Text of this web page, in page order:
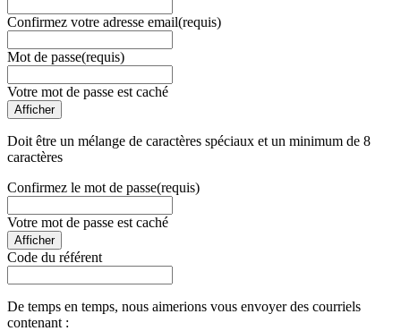
Confirmez votre adresse email(requis)
Mot de passe(requis)
Votre mot de passe est caché
Afficher
Doit être un mélange de caractères spéciaux et un minimum de 8
caractères
Confirmez le mot de passe(requis)
Votre mot de passe est caché
Afficher
Code du référent
De temps en temps, nous aimerions vous envoyer des courriels
contenant :